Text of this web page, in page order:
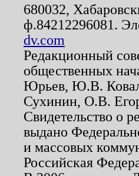
680032,
ф.84212296081.
dv.com
Редакционный
общественных
Юрьев, Ю.В.
Сухинин, О.В.
Свидетельство о
выдано
и массовых
Российская